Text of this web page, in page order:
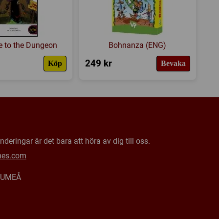
to the Dungeon
Köp
Bohnanza (ENG)
249 kr Bevaka
är det bara att höra av dig till oss.